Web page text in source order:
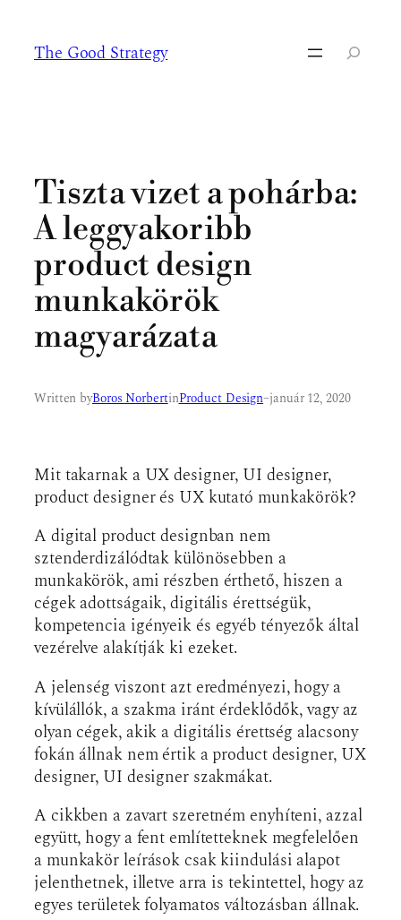
tartalomhoz
The Good Strategy Keresés
Tiszta vizet a pohárba:
A leggyakoribb
product design
munkakörök
magyarázata
Written byBoros NorbertinProduct Design–január 12, 2020
Mit takarnak a UX designer, UI designer,
product designer és UX kutató munkakörök?
A digital product designban nem
sztenderdizálódtak különösebben a
munkakörök, ami részben érthető, hiszen a
cégek adottságaik, digitális érettségük,
kompetencia igényeik és egyéb tényezők által
vezérelve alakítják ki ezeket.
A jelenség viszont azt eredményezi, hogy a
kívülállók, a szakma iránt érdeklődők, vagy az
olyan cégek, akik a digitális érettség alacsony
fokán állnak nem értik a product designer, UX
designer, UI designer szakmákat.
A cikkben a zavart szeretném enyhíteni, azzal
együtt, hogy a fent említetteknek megfelelően
a munkakör leírások csak kiindulási alapot
jelenthetnek, illetve arra is tekintettel, hogy az
egyes területek folyamatos változásban állnak.